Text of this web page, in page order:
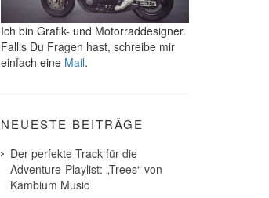
Ich bin Grafik- und Motorraddesigner.
Fallls Du Fragen hast, schreibe mir
einfach eine Mail.
NEUESTE BEITRÄGE
Der perfekte Track für die
Adventure-Playlist: „Trees“ von
Kambium Music